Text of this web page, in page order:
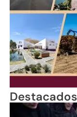
Destacados